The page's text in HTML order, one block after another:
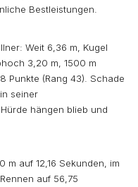
Bestleistungen.
Weit 6,36 m, Kugel
3,20 m, 1500 m
Punkte (Rang 43). Schade
seiner
hängen blieb und
m auf 12,16 Sekunden, im
auf 56,75